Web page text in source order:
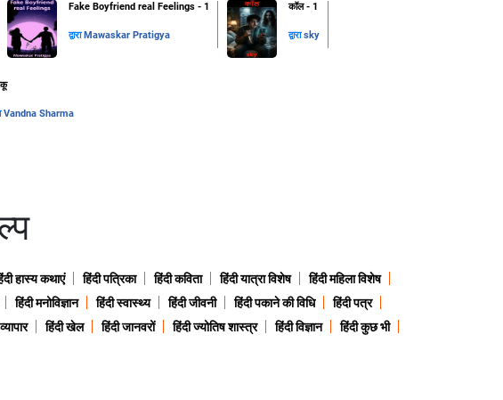
Fake Boyfriend real Feelings - 1
द्वारा Mawaskar Pratigya
कॉल - 1
द्वाराsky
Vandna Sharma
हास्य कथाएं हिंदी पत्रिका हिंदी कविता हिंदी यात्रा विशेष
हिंदी महिला विशेष
हिंदी मनोविज्ञान हिंदी स्वास्थ्य हिंदी जीवनी हिंदी पकाने की विधि
हिंदी पत्र
हिंदी खेल हिंदी जानवरों हिंदी ज्योतिष शास्त्र हिंदी विज्ञान
हिंदी कुछ भी